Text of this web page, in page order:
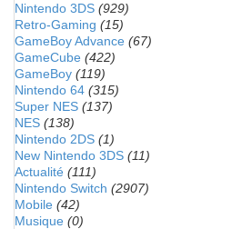
Nintendo 3DS (929)
Retro-Gaming (15)
GameBoy Advance (67)
GameCube (422)
GameBoy (119)
Nintendo 64 (315)
Super NES (137)
NES (138)
Nintendo 2DS (1)
New Nintendo 3DS (11)
Actualité (111)
Nintendo Switch (2907)
Mobile (42)
Musique (0)